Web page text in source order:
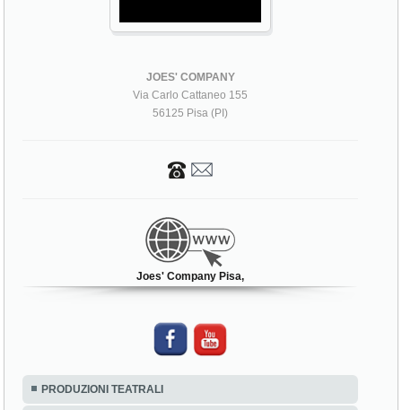
JOES' COMPANY
Via Carlo Cattaneo 155
56125 Pisa (PI)
Joes' Company Pisa,
PRODUZIONI TEATRALI